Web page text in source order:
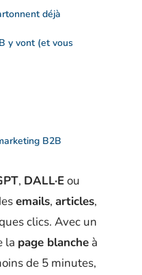
déjà
y vont (et vous
B2B
, DALL·Eou
emails, articles,
clics. Avec un
la page blanche à
de 5 minutes,